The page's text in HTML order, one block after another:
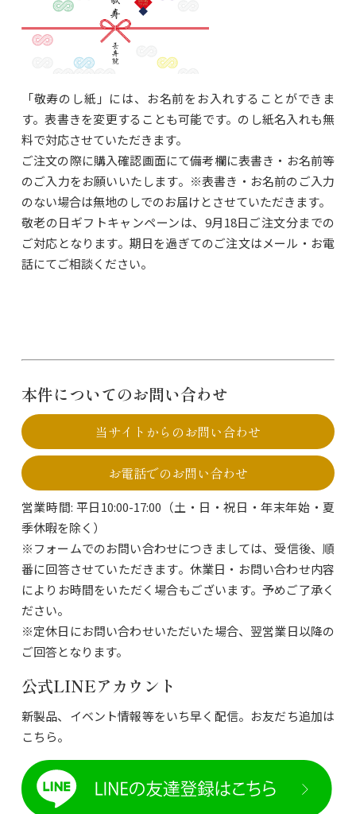
「敬寿のし紙」には、お名前をお入れすることができま
す。表書きを変更することも可能です。のし紙名入れも無
料で対応させていただきます。
ご注文の際に購入確認画面にて備考欄に表書き・お名前等
のご入力をお願いいたします。※表書き・お名前のご入力
のない場合は無地のしでのお届けとさせていただきます。
敬老の日ギフトキャンペーンは、9月18日ご注文分までの
ご対応となります。期日を過ぎてのご注文はメール・お電
話にてご相談ください。
本件についてのお問い合わせ
当サイトからのお問い合わせ
お電話でのお問い合わせ
営業時間: 平日10:00-17:00（土・日・祝日・年末年始・夏
季休暇を除く）
※フォームでのお問い合わせにつきましては、受信後、順
番に回答させていただきます。休業日・お問い合わせ内容
によりお時間をいただく場合もございます。予めご了承く
ださい。
※定休日にお問い合わせいただいた場合、翌営業日以降の
ご回答となります。
公式LINEアカウント
新製品、イベント情報等をいち早く配信。お友だち追加は
こちら。